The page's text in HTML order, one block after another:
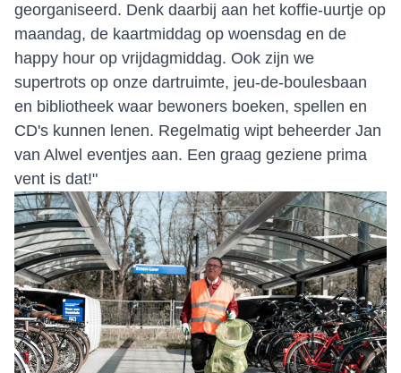
georganiseerd. Denk daarbij aan het koffie-uurtje op
maandag, de kaartmiddag op woensdag en de
happy hour op vrijdagmiddag. Ook zijn we
supertrots op onze dartruimte, jeu-de-boulesbaan
en bibliotheek waar bewoners boeken, spellen en
CD's kunnen lenen. Regelmatig wipt beheerder Jan
van Alwel eventjes aan. Een graag geziene prima
vent is dat!"